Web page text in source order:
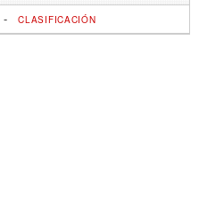
-CLASIFICACIÓN